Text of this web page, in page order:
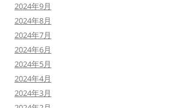
2024年9月
2024年8月
2024年7月
2024年6月
2024年5月
2024年4月
2024年3月